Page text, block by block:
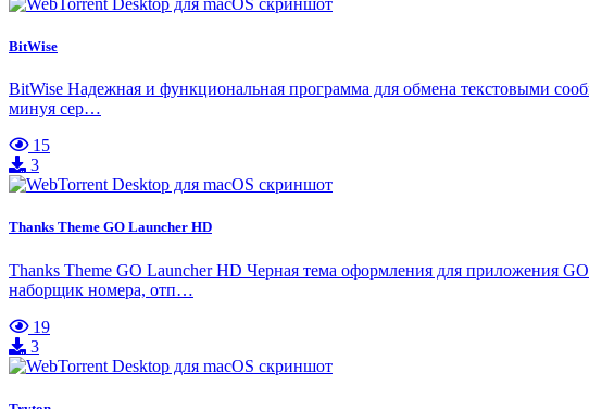
BitWise
BitWise Надежная и функциональная программа для обмена текстовыми
минуя сер…
15
3
Thanks Theme GO Launcher HD
Thanks Theme GO Launcher HD Черная тема оформления для приложения
наборщик номера, отп…
19
3